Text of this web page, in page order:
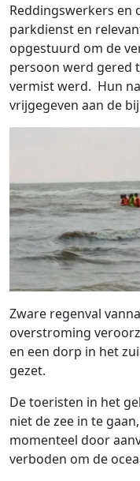
Reddingswerkers en
parkdienst en
opgestuurd om de
persoon werd gered
vermist werd. Hun
vrijgegeven aan de
Zware regenval
overstroming
en een dorp in het
gezet.
De toeristen in het
niet de zee in te
momenteel door
verboden om de